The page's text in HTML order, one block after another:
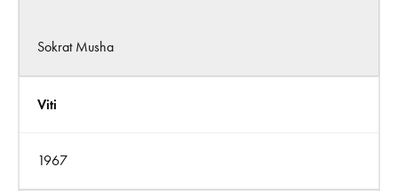
Sokrat Musha
Viti
1967